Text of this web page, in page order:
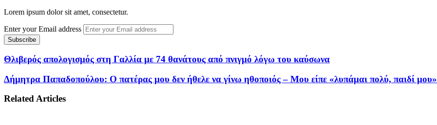
Lorem ipsum dolor sit amet, consectetur.
Enter your Email address
Θλιβερός απολογισμός στη Γαλλία με 74 θανάτους από πνιγμό λόγω του καύσωνα
Δήμητρα Παπαδοπούλου: Ο πατέρας μου δεν ήθελε να γίνω ηθοποιός – Μου είπε «λυπάμαι πολύ, παιδί μου»
Related Articles